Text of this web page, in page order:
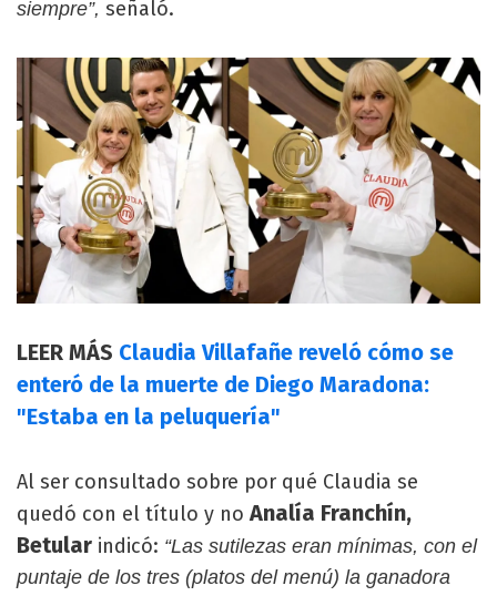
siempre”, señaló.
LEER MÁS Claudia Villafañe reveló cómo se
enteró de la muerte de Diego Maradona:
"Estaba en la peluquería"
Al ser consultado sobre por qué Claudia se
quedó con el título y no Analía Franchín,
Betular indicó: “Las sutilezas eran mínimas, con el
puntaje de los tres (platos del menú) la ganadora